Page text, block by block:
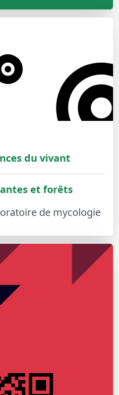
du vivant
et forêts
de mycologie